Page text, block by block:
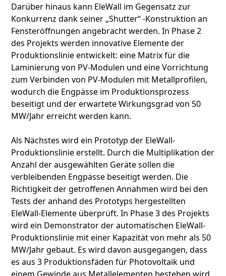
Darüber hinaus kann EleWall im Gegensatz zur
Konkurrenz dank seiner „Shutter“ -Konstruktion an
Fensteröffnungen angebracht werden. In Phase 2
des Projekts werden innovative Elemente der
Produktionslinie entwickelt: eine Matrix für die
Laminierung von PV-Modulen und eine Vorrichtung
zum Verbinden von PV-Modulen mit Metallprofilen,
wodurch die Engpässe im Produktionsprozess
beseitigt und der erwartete Wirkungsgrad von 50
MW/Jahr erreicht werden kann.
Als Nächstes wird ein Prototyp der EleWall-
Produktionslinie erstellt. Durch die Multiplikation der
Anzahl der ausgewählten Geräte sollen die
verbleibenden Engpässe beseitigt werden. Die
Richtigkeit der getroffenen Annahmen wird bei den
Tests der anhand des Prototyps hergestellten
EleWall-Elemente überprüft. In Phase 3 des Projekts
wird ein Demonstrator der automatischen EleWall-
Produktionslinie mit einer Kapazität von mehr als 50
MW/Jahr gebaut. Es wird davon ausgegangen, dass
es aus 3 Produktionsfäden für Photovoltaik und